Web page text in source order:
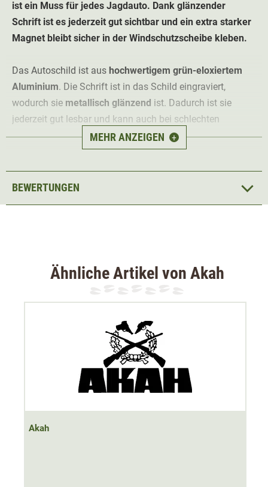
ist ein Muss für jedes Jagdauto. Dank glänzender
Schrift ist es jederzeit gut sichtbar und ein extra starker
Magnet bleibt sicher in der Windschutzscheibe kleben.
Das Autoschild ist aus hochwertigem grün-eloxiertem
Aluminium. Die Schrift ist in das Schild eingraviert,
wodurch sie metallisch glänzend ist. Dadurch ist sie
jederzeit gut lesbar und kann auch bei schlechten
Lichtverhältnissen noch gut wahrgenommen werden. Das
Baden-Württemberg Logorundet das Schild schön ab.
Mittels starkem Saugnapf kann das Schild
sicher in der
MEHR ANZEIGEN +
BEWERTUNGEN
Ähnliche Artikel von Akah
Akah